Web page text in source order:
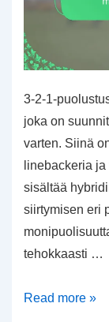
3-2-1-
joka on
varten. Siinä
linebackeria
sisältää
siirtymisen eri
tehokkaasti …
3-
Read more »